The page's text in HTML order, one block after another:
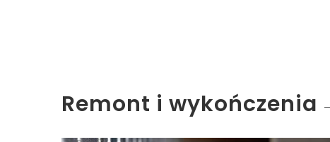
Remont i wykończenia